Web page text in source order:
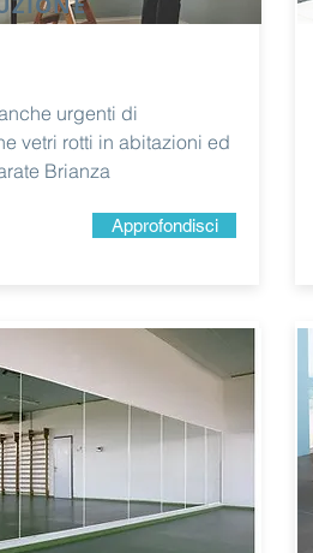
urgenti di
vetri rotti in abitazioni ed
Brianza
Approfondisci